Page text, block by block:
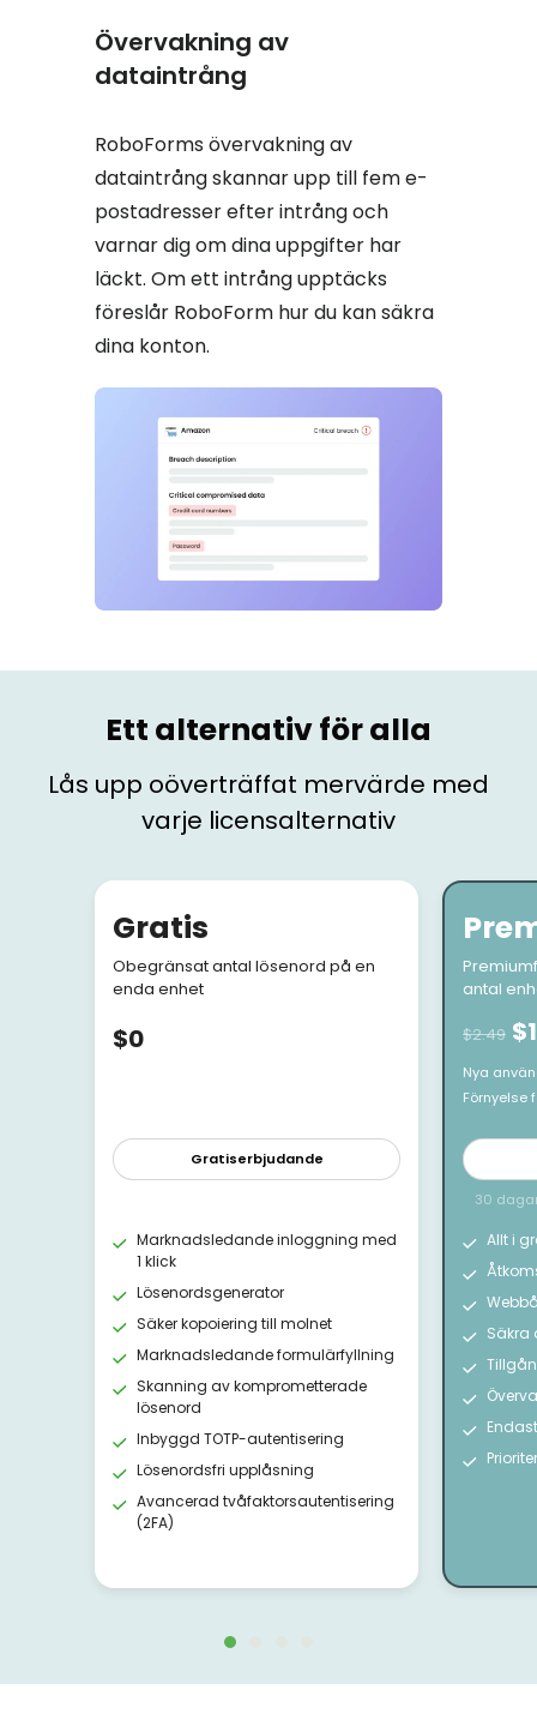
Övervakning av
dataintrång
RoboForms övervakning av
dataintrång skannar upp till fem e-
postadresser efter intrång och
varnar dig om dina uppgifter har
läckt. Om ett intrång upptäcks
föreslår RoboForm hur du kan säkra
dina konton.
Ett alternativ för alla
Lås upp oöverträffat mervärde med
varje licensalternativ
Gratis
Obegränsat antal lösenord på en
enda enhet
$0
Gratiserbjudande
Marknadsledande inloggning med
1 klick
Lösenordsgenerator
Säker kopoiering till molnet
Marknadsledande formulärfyllning
Skanning av komprometterade
lösenord
Inbyggd TOTP-autentisering
Lösenordsfri upplåsning
Avancerad tvåfaktorsautentisering
(2FA)
antal
$2.49
Nya
Förnyelse
30
Allt i
Säkra